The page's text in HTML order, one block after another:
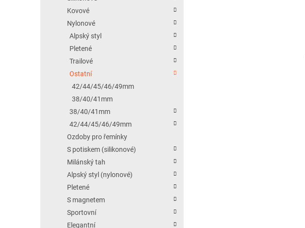
Kovové
Nylonové
Alpský styl
Pletené
Trailové
Ostatní
42/44/45/46/49mm
38/40/41mm
38/40/41mm
42/44/45/46/49mm
Ozdoby pro řemínky
S potiskem (silikonové)
Milánský tah
Alpský styl (nylonové)
Pletené
S magnetem
Sportovní
Elegantní